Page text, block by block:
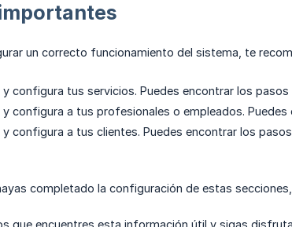
un correcto funcionamiento del sistema, te
y configura tus servicios. Puedes encontrar los pasos
y configura a tus profesionales o empleados. Puedes
y configura a tus clientes. Puedes encontrar los
completado la configuración de estas
que encuentres esta información útil y sigas